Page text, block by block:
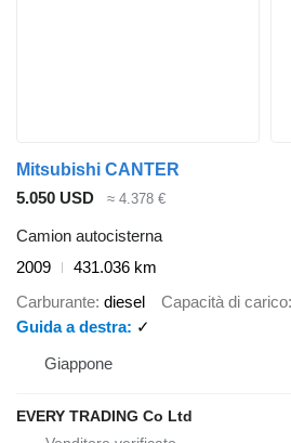
Mitsubishi CANTER
5.050 USD
≈ 4.378 €
Camion autocisterna
2009
431.036 km
Carburante diesel Capacità di carico
Guida a destra
✓
Giappone
EVERY TRADING Co Ltd